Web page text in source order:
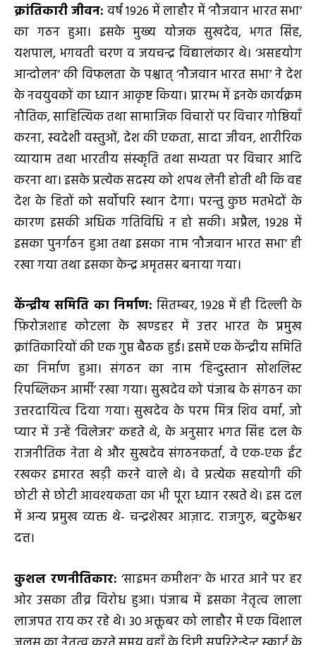
क्रांतिकारी जीवन: वर्ष 1926 में लाहौर में ‘नौजवान भारत सभा’
का गठन हुआ। इसके मुख्य योजक सुखदेव, भगत सिंह,
यशपाल, भगवती चरण व जयचन्द्र विद्यालंकार थे। ‘असहयोग
आन्दोलन’ की विफलता के पश्चात् ‘नौजवान भारत सभा’ ने देश
के नवयुवकों का ध्यान आकृष्ट किया। प्रारम्भ में इनके कार्यक्रम
नौतिक, साहित्यिक तथा सामाजिक विचारों पर विचार गोष्ठियाँ
करना, स्वदेशी वस्तुओं, देश की एकता, सादा जीवन, शारीरिक
व्यायाम तथा भारतीय संस्कृति तथा सभ्यता पर विचार आदि
करना था। इसके प्रत्येक सदस्य को शपथ लेनी होती थी कि वह
देश के हितों को सर्वोपरि स्थान देगा। परन्तु कुछ मतभेदों के
कारण इसकी अधिक गतिविधि न हो सकी। अप्रैल, 1928 में
इसका पुनर्गठन हुआ तथा इसका नाम ‘नौजवान भारत सभा’ ही
रखा गया तथा इसका केन्द्र अमृतसर बनाया गया।
केंन्द्रीय समिति का निर्माण: सितम्बर, 1928 में ही दिल्ली के
फ़िरोजशाह कोटला के खण्डहर में उत्तर भारत के प्रमुख
क्रांतिकारियों की एक गुप्त बैठक हुई। इसमें एक केंन्द्रीय समिति
का निर्माण हुआ। संगठन का नाम ‘हिन्दुस्तान सोशलिस्ट
रिपब्लिकन आर्मी’ रखा गया। सुखदेव को पंजाब के संगठन का
उत्तरदायित्व दिया गया। सुखदेव के परम मित्र शिव वर्मा, जो
प्यार में उन्हें ‘विलेजर’ कहते थे, के अनुसार भगत सिंह दल के
राजनीतिक नेता थे और सुखदेव संगठनकर्ता, वे एक-एक ईंट
रखकर इमारत खड़ी करने वाले थे। वे प्रत्येक सहयोगी की
छोटी से छोटी आवश्यकता का भी पूरा ध्यान रखते थे। इस दल
में अन्य प्रमुख व्यक्त थे- चन्द्रशेखर आज़ाद. राजगुरु, बटुकेश्वर
दत्त।
कुशल रणनीतिकार: ‘साइमन कमीशन’ के भारत आने पर हर
ओर उसका तीव्र विरोध हुआ। पंजाब में इसका नेतृत्व लाला
लाजपत राय कर रहे थे। 30 अक्तूबर को लाहौर में एक विशाल